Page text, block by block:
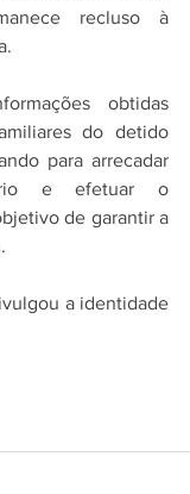
recluso à
obtidas
do detido
para arrecadar
e efetuar o
de garantir a
a identidade